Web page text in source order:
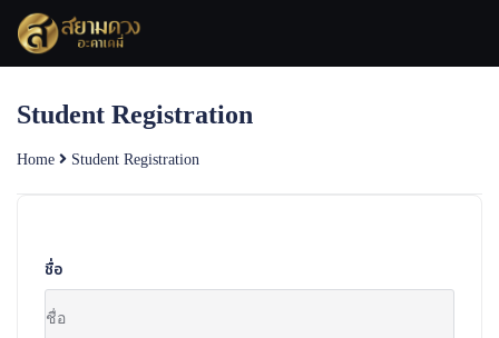
Skip
content
Student Registration
Home Student Registration
ชื่อ